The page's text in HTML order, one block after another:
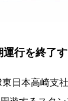
運行を終了
日本高崎支